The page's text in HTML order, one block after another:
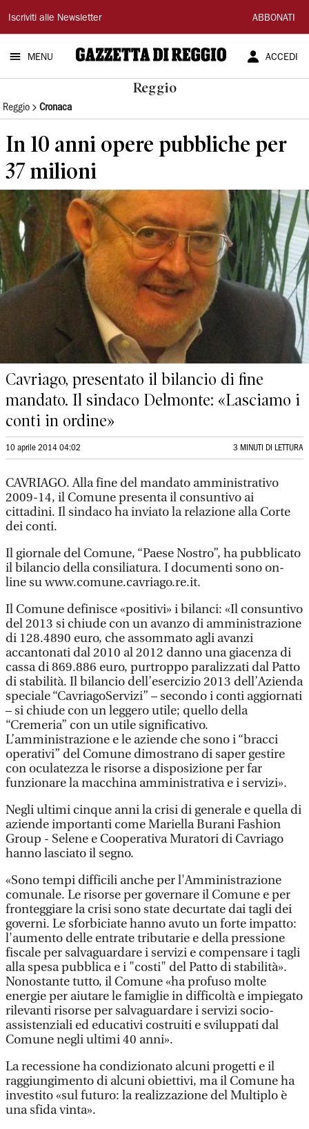
Gazzetta
di
Reggio
Iscriviti alle Newsletter ABBONATI
MENU ACCEDI
Reggio
Reggio Cronaca
In 10 anni opere pubbliche per
37 milioni
Cavriago, presentato il bilancio di fine
mandato. Il sindaco Delmonte: «Lasciamo i
conti in ordine»
10 aprile 2014 04:02 3 MINUTI DI LETTURA
CAVRIAGO. Alla fine del mandato amministrativo
2009-14, il Comune presenta il consuntivo ai
cittadini. Il sindaco ha inviato la relazione alla Corte
dei conti.
Il giornale del Comune, “Paese Nostro”, ha pubblicato
il bilancio della consiliatura. I documenti sono on-
line su www.comune.cavriago.re.it.
Il Comune definisce «positivi» i bilanci: «Il consuntivo
del 2013 si chiude con un avanzo di amministrazione
di 128.4890 euro, che assommato agli avanzi
accantonati dal 2010 al 2012 danno una giacenza di
cassa di 869.886 euro, purtroppo paralizzati dal Patto
di stabilità. Il bilancio dell’esercizio 2013 dell’Azienda
speciale “CavriagoServizi” – secondo i conti aggiornati
– si chiude con un leggero utile; quello della
“Cremeria” con un utile significativo.
L’amministrazione e le aziende che sono i “bracci
operativi” del Comune dimostrano di saper gestire
con oculatezza le risorse a disposizione per far
funzionare la macchina amministrativa e i servizi».
Negli ultimi cinque anni la crisi di generale e quella di
aziende importanti come Mariella Burani Fashion
Group - Selene e Cooperativa Muratori di Cavriago
hanno lasciato il segno.
«Sono tempi difficili anche per l'Amministrazione
comunale. Le risorse per governare il Comune e per
fronteggiare la crisi sono state decurtate dai tagli dei
governi. Le sforbiciate hanno avuto un forte impatto:
l'aumento delle entrate tributarie e della pressione
fiscale per salvaguardare i servizi e compensare i tagli
alla spesa pubblica e i "costi" del Patto di stabilità».
Nonostante tutto, il Comune «ha profuso molte
energie per aiutare le famiglie in difficoltà e impiegato
rilevanti risorse per salvaguardare i servizi socio-
assistenziali ed educativi costruiti e sviluppati dal
Comune negli ultimi 40 anni».
La recessione ha condizionato alcuni progetti e il
raggiungimento di alcuni obiettivi, ma il Comune ha
investito «sul futuro: la realizzazione del Multiplo è
una sfida vinta».